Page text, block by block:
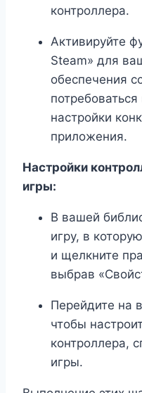
контроллера.
Активируйте
Steam» для
обеспечения
настройки
приложения.
Настройки
игры:
В вашей
игру, в
и щелкните
выбрав
Перейдите на
чтобы
контроллера,
игры.